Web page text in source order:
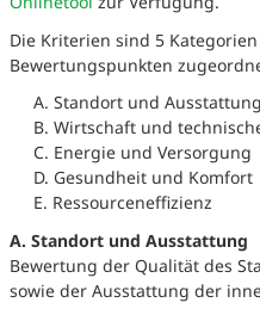
Die Kriterien sind 5
Bewertungspunkten
A. Standort und Ausstattung
B. Wirtschaft und
C. Energie und Versorgung
D. Gesundheit und Komfort
E. Ressourceneffizienz
A. Standort und Ausstattung
Bewertung der Qualität des
sowie der Ausstattung der